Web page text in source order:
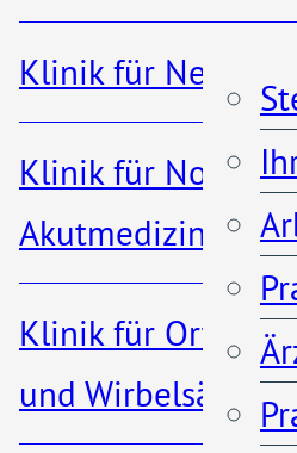
Klinik für
Klinik für Notfall-
Akutmedizin
Klinik für
und
Sie haben
frisch in der
sind auf der
einem